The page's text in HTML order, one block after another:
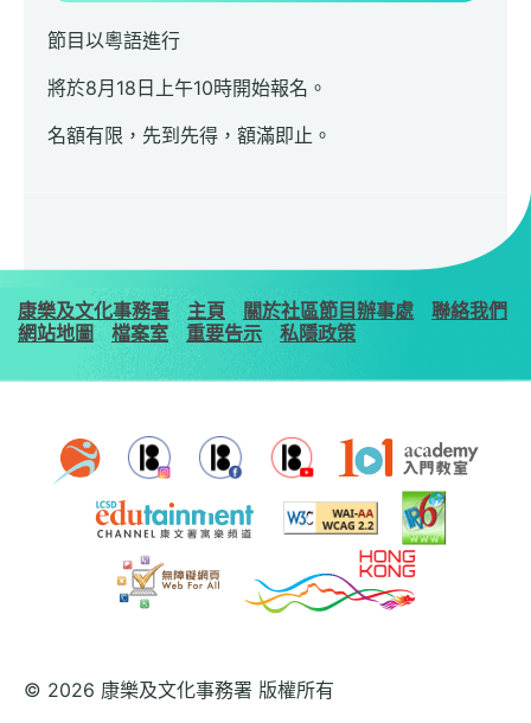
節目以粵語進行
將於8月18日上午10時開始報名。
名額有限，先到先得，額滿即止。
康樂及文化事務署 主頁 關於社區節目辦事處
聯絡我們
網站地圖
檔案室 重要告示 私隱政策
© 2026 康樂及文化事務署 版權所有